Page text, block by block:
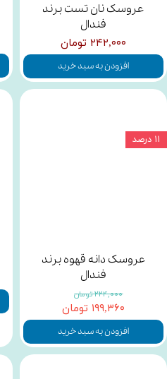
عروسک نان تست برند
فندال
۲۴۲,۰۰۰ تومان
افزودن به سبد خرید
عروسک دانه قهوه برند
فندال
۲۲۴,۰۰۰ تومان
۱۹۹,۳۶۰ تومان
افزودن به سبد خرید
۱۱ درصد